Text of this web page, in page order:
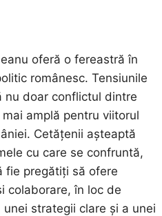
oferă o fereastră în
românesc. Tensiunile
nu doar conflictul dintre
amplă pentru viitorul
Cetățenii așteaptă
cu care se confruntă,
fie pregătiți să ofere
colaborare, în loc de
strategii clare și a unei